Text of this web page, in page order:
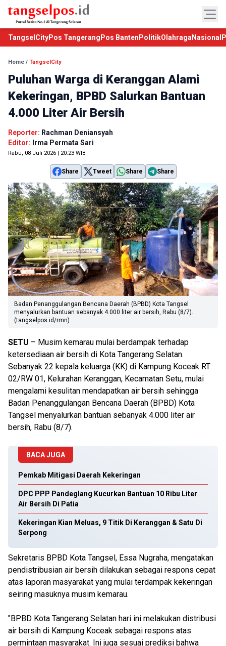
TangselCityPos Tangerang Pos Banten PolitikOlahraga Nasional
Home / TangselCity
Puluhan Warga di Keranggan Alami
Kekeringan, BPBD Salurkan Bantuan
4.000 Liter Air Bersih
Reporter: Rachman Deniansyah
Editor: Irma Permata Sari
Rabu, 08 Juli 2026 | 20:23 WIB
Share Tweet Share Share
Badan Penanggulangan Bencana Daerah (BPBD) Kota Tangsel
menyalurkan bantuan sebanyak 4.000 liter air bersih, Rabu (8/7).
(tangselpos.id/rmn)
SETU – Musim kemarau mulai berdampak terhadap
ketersediaan air bersih di Kota Tangerang Selatan.
Sebanyak 22 kepala keluarga (KK) di Kampung Koceak RT
02/RW 01, Kelurahan Keranggan, Kecamatan Setu, mulai
mengalami kesulitan mendapatkan air bersih sehingga
Badan Penanggulangan Bencana Daerah (BPBD) Kota
Tangsel menyalurkan bantuan sebanyak 4.000 liter air
bersih, Rabu (8/7).
BACA JUGA
Pemkab Mitigasi Daerah Kekeringan
DPC PPP Pandeglang Kucurkan Bantuan 10 Ribu Liter
Air Bersih Di Patia
Kekeringan Kian Meluas, 9 Titik Di Keranggan & Satu Di
Serpong
Sekretaris BPBD Kota Tangsel, Essa Nugraha, mengatakan
pendistribusian air bersih dilakukan sebagai respons cepat
atas laporan masyarakat yang mulai terdampak kekeringan
seiring masuknya musim kemarau.
"BPBD Kota Tangerang Selatan hari ini melakukan distribusi
air bersih di Kampung Koceak sebagai respons atas
permintaan masyarakat. Ini juga sesuai prediksi bahwa